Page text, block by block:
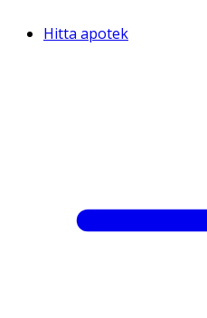
Hitta apotek